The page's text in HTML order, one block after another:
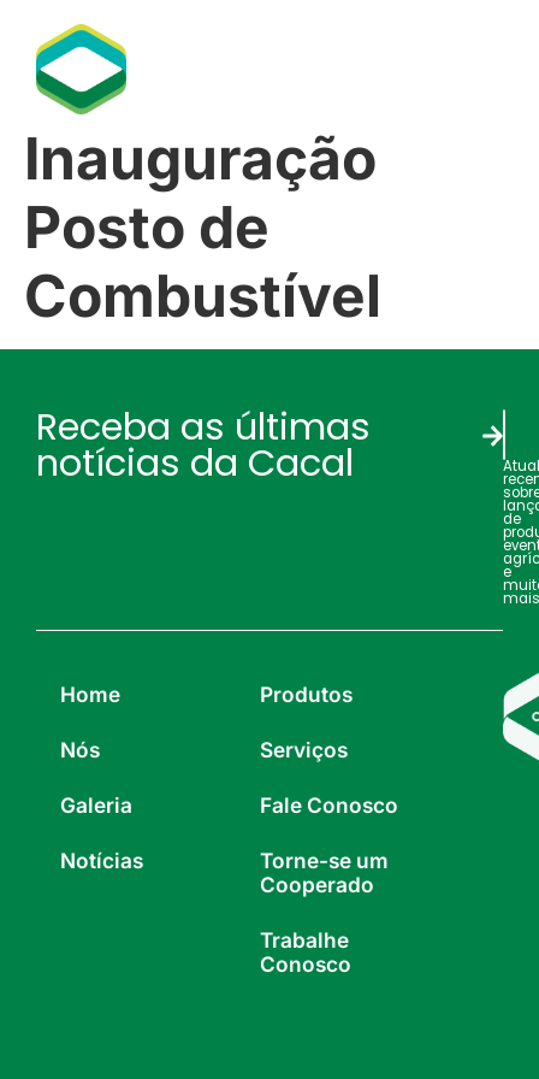
Inauguração
Posto de
Combustível
Receba as últimas
notícias da Cacal
de
e
Home
Nós
Galeria
Notícias
Produtos
Serviços
Fale Conosco
Torne-se um
Cooperado
Trabalhe
Conosco